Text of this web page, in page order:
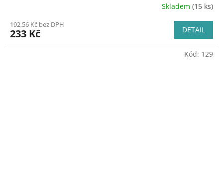
Skladem (15 ks)
192,56 Kč bez DPH
233 Kč DETAIL
Kód: 129